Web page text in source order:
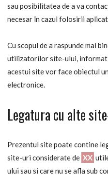
sau posibilitatea de a va
necesar în cazul folosirii
Cu scopul de a raspunde mai
utilizatorilor site-ului,
acestui site vor face obiectul
electronice.
Legatura cu alte
Prezentul site poate contine
site-uri considerate de XX
ului sau si care nu se afla sub